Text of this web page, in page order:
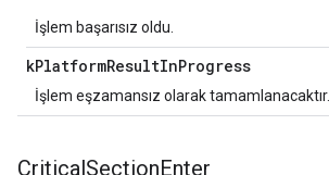
İşlem başarısız oldu.
kPlatformResultInProgress
İşlem eşzamansız olarak tamamlanacaktır.
CriticalSectionEnter